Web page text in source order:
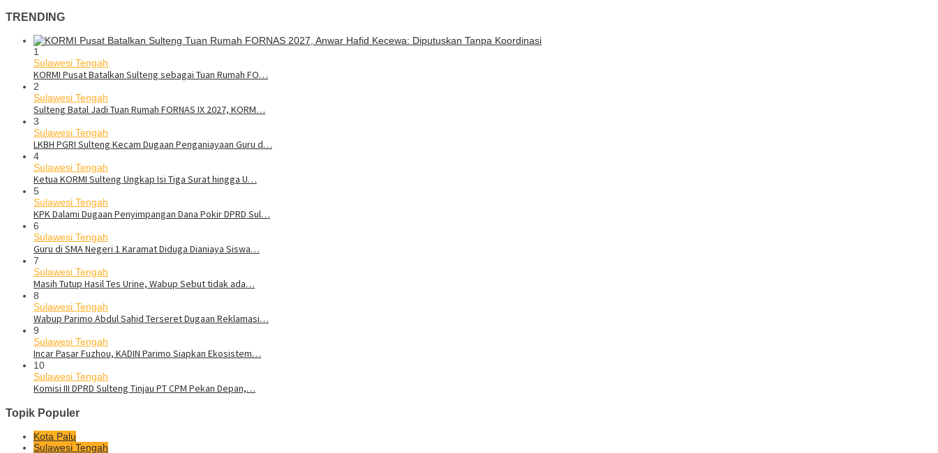
TRENDING
1
Sulawesi Tengah
KORMI Pusat Batalkan Sulteng sebagai Tuan Rumah FO…
2
Sulawesi Tengah
Sulteng Batal Jadi Tuan Rumah FORNAS IX 2027, KORM…
3
Sulawesi Tengah
LKBH PGRI Sulteng Kecam Dugaan Penganiayaan Guru d…
4
Sulawesi Tengah
Ketua KORMI Sulteng Ungkap Isi Tiga Surat hingga U…
5
Sulawesi Tengah
KPK Dalami Dugaan Penyimpangan Dana Pokir DPRD Sul…
6
Sulawesi Tengah
Guru di SMA Negeri 1 Karamat Diduga Dianiaya Siswa…
7
Sulawesi Tengah
Masih Tutup Hasil Tes Urine, Wabup Sebut tidak ada…
8
Sulawesi Tengah
Wabup Parimo Abdul Sahid Terseret Dugaan Reklamasi…
9
Sulawesi Tengah
Incar Pasar Fuzhou, KADIN Parimo Siapkan Ekosistem…
10
Sulawesi Tengah
Komisi III DPRD Sulteng Tinjau PT CPM Pekan Depan,…
Topik Populer
Kota Palu
Sulawesi Tengah